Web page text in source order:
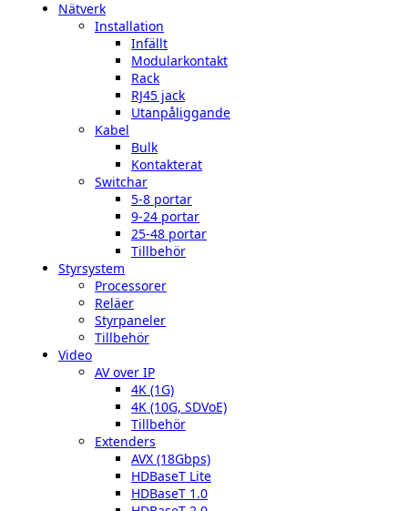
Nätverk
Installation
Infällt
Modularkontakt
Rack
RJ45 jack
Utanpåliggande
Kabel
Bulk
Kontakterat
Switchar
5-8 portar
9-24 portar
25-48 portar
Tillbehör
Styrsystem
Processorer
Reläer
Styrpaneler
Tillbehör
Video
AV over IP
4K (1G)
4K (10G, SDVoE)
Tillbehör
Extenders
AVX (18Gbps)
HDBaseT Lite
HDBaseT 1.0